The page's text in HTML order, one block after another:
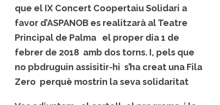
que el IX Concert Coopertaiu Solidari a
favor d’ASPANOB es realitzarà al Teatre
Principal de Palma
el proper dia 1 de
febrer de 2018 amb dos torns. I, pels que
no pbdruguin assisitir-hi s’ha creat una Fila
Zero perquè mostrin la seva solidaritat